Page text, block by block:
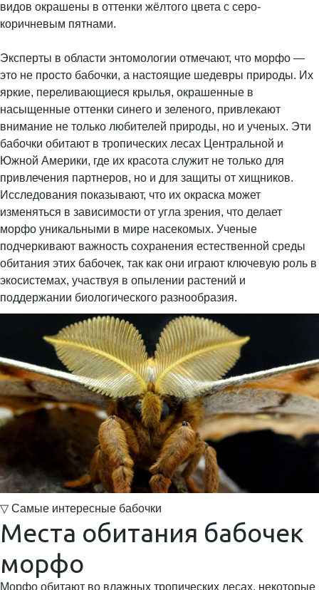
Эксперты в области энтомологии отмечают, что морфо —
это не просто бабочки, а настоящие шедевры природы. Их
яркие, переливающиеся крылья, окрашенные в
насыщенные оттенки синего и зеленого, привлекают
внимание не только любителей природы, но и ученых. Эти
бабочки обитают в тропических лесах Центральной и
Южной Америки, где их красота служит не только для
привлечения партнеров, но и для защиты от хищников.
Исследования показывают, что их окраска может
изменяться в зависимости от угла зрения, что делает
морфо уникальными в мире насекомых. Ученые
подчеркивают важность сохранения естественной среды
обитания этих бабочек, так как они играют ключевую роль в
экосистемах, участвуя в опылении растений и
поддержании биологического разнообразия.
▽ Самые интересные бабочки
Места обитания бабочек
морфо
Морфо обитают во влажных тропических лесах, некоторые